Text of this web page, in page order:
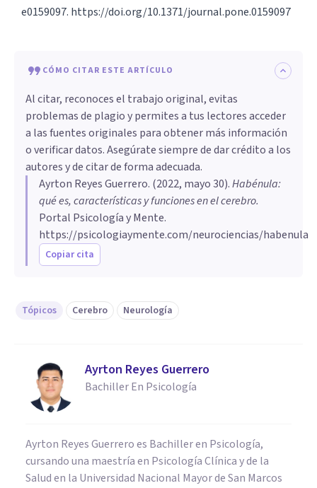
e0159097. https://doi.org/10.1371/journal.pone.0159097
CÓMO CITAR ESTE ARTÍCULO
Al citar, reconoces el trabajo original, evitas
problemas de plagio y permites a tus lectores acceder
a las fuentes originales para obtener más información
o verificar datos. Asegúrate siempre de dar crédito a los
autores y de citar de forma adecuada.
Ayrton Reyes Guerrero. (2022, mayo 30).Habénula:
qué es, características y funciones en el cerebro.
Portal Psicología y Mente.
https://psicologiaymente.com/neurociencias/habenula
Copiar cita
Tópicos Cerebro Neurología
Ayrton Reyes Guerrero
Bachiller En Psicología
Ayrton Reyes Guerrero es Bachiller en Psicología,
cursando una maestría en Psicología Clínica y de la
Salud en la Universidad Nacional Mayor de San Marcos